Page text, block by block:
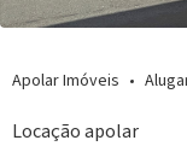
Apolar Imóveis
Locação apolar